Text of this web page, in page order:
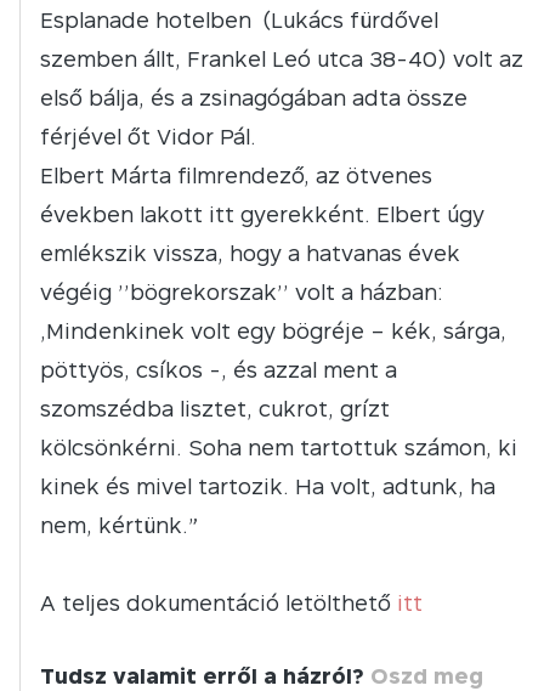
Esplanade hotelben (Lukács fürdővel
szemben állt, Frankel Leó utca 38-40) volt az
első bálja, és a zsinagógában adta össze
férjével őt Vidor Pál.
Elbert Márta filmrendező, az ötvenes
években lakott itt gyerekként. Elbert úgy
emlékszik vissza, hogy a hatvanas évek
végéig ’’bögrekorszak’’ volt a házban:
„Mindenkinek volt egy bögréje – kék, sárga,
pöttyös, csíkos -, és azzal ment a
szomszédba lisztet, cukrot, grízt
kölcsönkérni. Soha nem tartottuk számon, ki
kinek és mivel tartozik. Ha volt, adtunk, ha
nem, kértünk.”
A teljes dokumentáció letölthető itt
Tudsz valamit erről a házról? Oszd meg